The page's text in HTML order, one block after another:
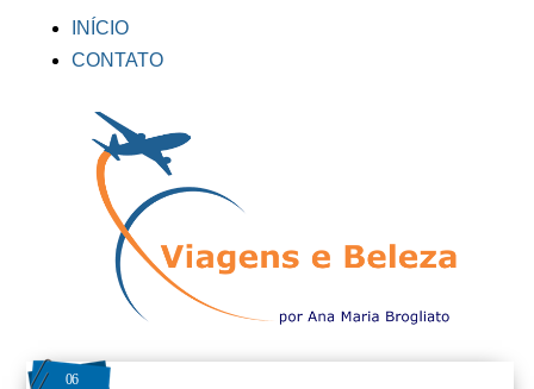
INÍCIO
CONTATO
06